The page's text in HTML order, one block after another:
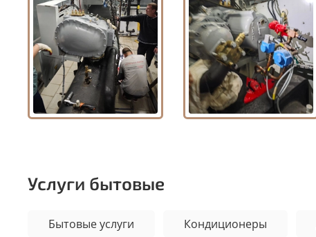
Услуги бытовые
Бытовые услуги Кондиционеры